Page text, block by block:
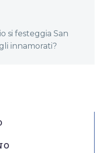
si festeggia San
innamorati?